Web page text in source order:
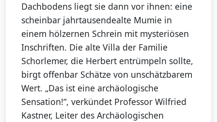
Dachbodens liegt sie dann vor ihnen: eine
scheinbar jahrtausendealte Mumie in
einem hölzernen Schrein mit mysteriösen
Inschriften. Die alte Villa der Familie
Schorlemer, die Herbert entrümpeln sollte,
birgt offenbar Schätze von unschätzbarem
Wert. „Das ist eine archäologische
Sensation!“, verkündet Professor Wilfried
Kastner, Leiter des Archäologischen